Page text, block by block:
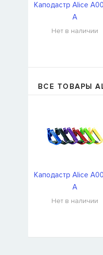
Каподастр Alice
A
Нет в наличии
ВСЕ ТОВАРЫ
Каподастр Alice
A
Нет в наличии